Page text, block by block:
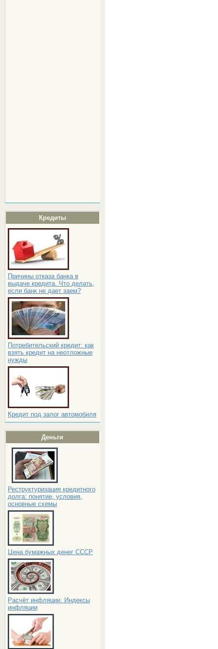
Кредиты
Причины отказа банка в
выдаче кредита. Что делать,
если банк не дает заем?
Потребительский кредит: как
взять кредит на неотложные
нужды
Кредит под залог автомобиля
Деньги
Реструктуризация кредитного
долга: понятие, условия,
основные схемы
Цена бумажных денег СССР
Расчёт инфляции. Индексы
инфляции